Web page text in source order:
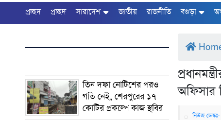
প্রচ্ছদ প্রচ্ছদ সারাদেশ জাতীয় রাজনীতি বগুড়া
তিন দফা নোটিশের পরও
গতি নেই, শেরপুরের ১৭
কোটির প্রকল্পে কাজ স্থবির
অফিসার
নিউজ ডেস্কঃ-